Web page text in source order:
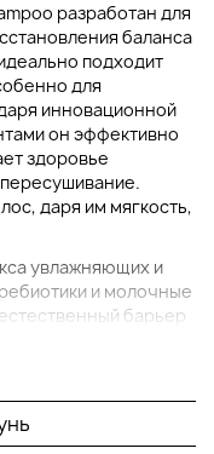
разработан для
баланса
подходит
для
инновационной
он эффективно
здоровье
даря им мягкость,
увлажняющих и
и молочные
барьер
способствуют